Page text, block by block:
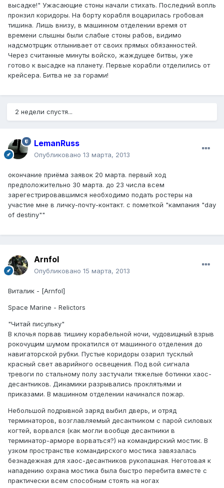
высадке!" Ужасающие стоны начали стихать. Последний вопль
пронзил коридоры. На борту корабля воцарилась гробовая
тишина. Лишь внизу, в машинном отделении время от
времени слышны были слабые стоны рабов, видимо
надсмотрщик отлынивает от своих прямых обязанностей.
Через считанные минуты войско, жаждущее битвы, уже
готово к высадке на планету. Первые корабли отделились от
крейсера. Битва не за горами!
2 недели спустя...
LemanRuss
Опубликовано 13 марта, 2013
окончание приёма заявок 20 марта. первый ход
предположительно 30 марта. до 23 числа всем
зарегестрировавшимся необходимо подать ростеры на
участие мне в личку-почту-контакт. с пометкой "кампания "day
of destiny""
Arnfol
Опубликовано 15 марта, 2013
Виталик - [Arnfol]
Space Marine - Relictors
"Читай писульку"
В клочья порвав тишину корабельной ночи, чудовищный взрыв
рокочущим шумом прокатился от машинного отделения до
навигаторской рубки. Пустые коридоры озарил тусклый
красный свет аварийного освещения. Под вой сигнала
тревоги по стальному полу застучали тяжелые ботинки хаос-
десантников. Динамики разрывались проклятьями и
приказами. В машинном отделении начинался пожар.
Небольшой подрывной заряд выбил дверь, и отряд
терминаторов, возглавляемый десантником с парой силовых
когтей, ворвался (как могли вообще десантники в
терминатор-арморе ворваться?) на командирский мостик. В
узком пространстве командирского мостика завязалась
безнадежная для хаос-десантников рукопашная. Неготовая к
нападению охрана мостика была быстро перебита вместе с
практически всем способным стоять на ногах